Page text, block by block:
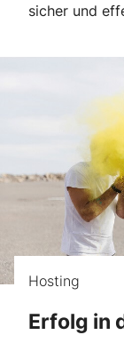
sicher und
Hosting
Erfolg in